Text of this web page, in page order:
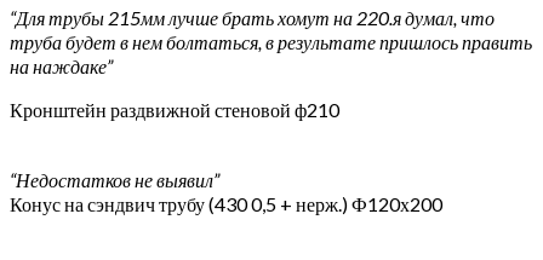
“Для трубы 215мм лучше брать хомут на 220.я думал, что
труба будет в нем болтаться, в результате пришлось править
на наждаке”
Кронштейн раздвижной стеновой ф210
“Недостатков не выявил”
Конус на сэндвич трубу (430 0,5 + нерж.) Ф120х200